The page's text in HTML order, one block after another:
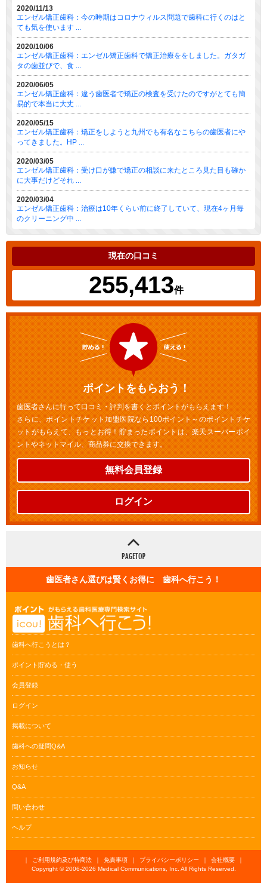
2020/11/13
エンゼル矯正歯科：今の時期はコロナウィルス問題で歯科に行くのはと
ても気を使います ...
2020/10/06
エンゼル矯正歯科：エンゼル矯正歯科で矯正治療ををしました。ガタガ
タの歯並びで、食 ...
2020/06/05
エンゼル矯正歯科：違う歯医者で矯正の検査を受けたのですがとても簡
易的で本当に大丈 ...
2020/05/15
エンゼル矯正歯科：矯正をしようと九州でも有名なこちらの歯医者にや
ってきました。HP ...
2020/03/05
エンゼル矯正歯科：受け口が嫌で矯正の相談に来たところ見た目も確か
に大事だけどそれ ...
2020/03/04
エンゼル矯正歯科：治療は10年くらい前に終了していて、現在4ヶ月毎
のクリーニング中 ...
現在の口コミ
255,413件
ポイントをもらおう！
歯医者さんに行って口コミ・評判を書くとポイントがもらえます！
さらに、ポイントチケット加盟医院なら100ポイント～のポイントチケ
ットがもらえて、もっとお得！貯まったポイントは、楽天スーパーポイ
ントやネットマイル、商品券に交換できます。
無料会員登録
ログイン
歯医者さん選びは賢くお得に 歯科へ行こう！
歯科へ行こうとは？
ポイント貯める・使う
会員登録
ログイン
掲載について
歯科への疑問Q&A
お知らせ
Q&A
問い合わせ
ヘルプ
｜ ご利用規約及び特商法 ｜ 免責事項 ｜ プライバシーポリシー ｜ 会社概要
｜
Copyright © 2006-2026 Medical Communications, Inc. All Rights Reserved.